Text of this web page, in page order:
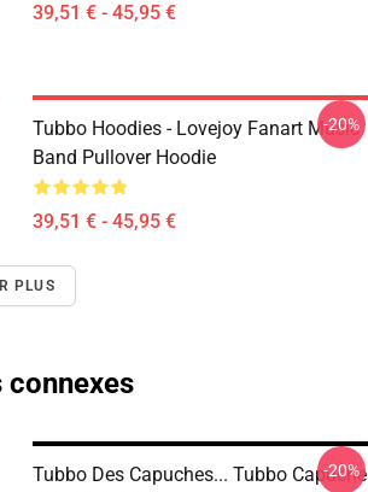
39,51 € - 45,95 €
Tubbo Hoodies - Lovejoy Fanart Music
Band Pullover Hoodie
39,51 € - 45,95 €
-20%
PLUS
connexes
Tubbo Des Capuches... Tubbo Capuche
-20%